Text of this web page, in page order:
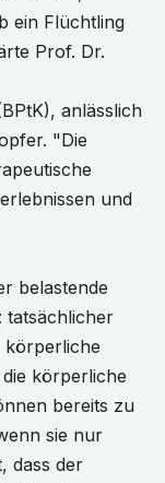
ein Flüchtling
Prof. Dr.
anlässlich
"Die
und
belastende
tatsächlicher
körperliche
körperliche
bereits zu
sie nur
dass der